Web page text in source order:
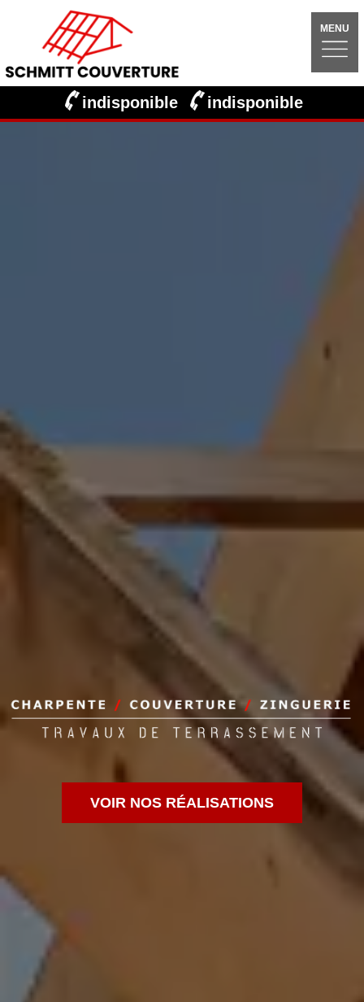
MENU
indisponible indisponible
VOIR NOS RÉALISATIONS